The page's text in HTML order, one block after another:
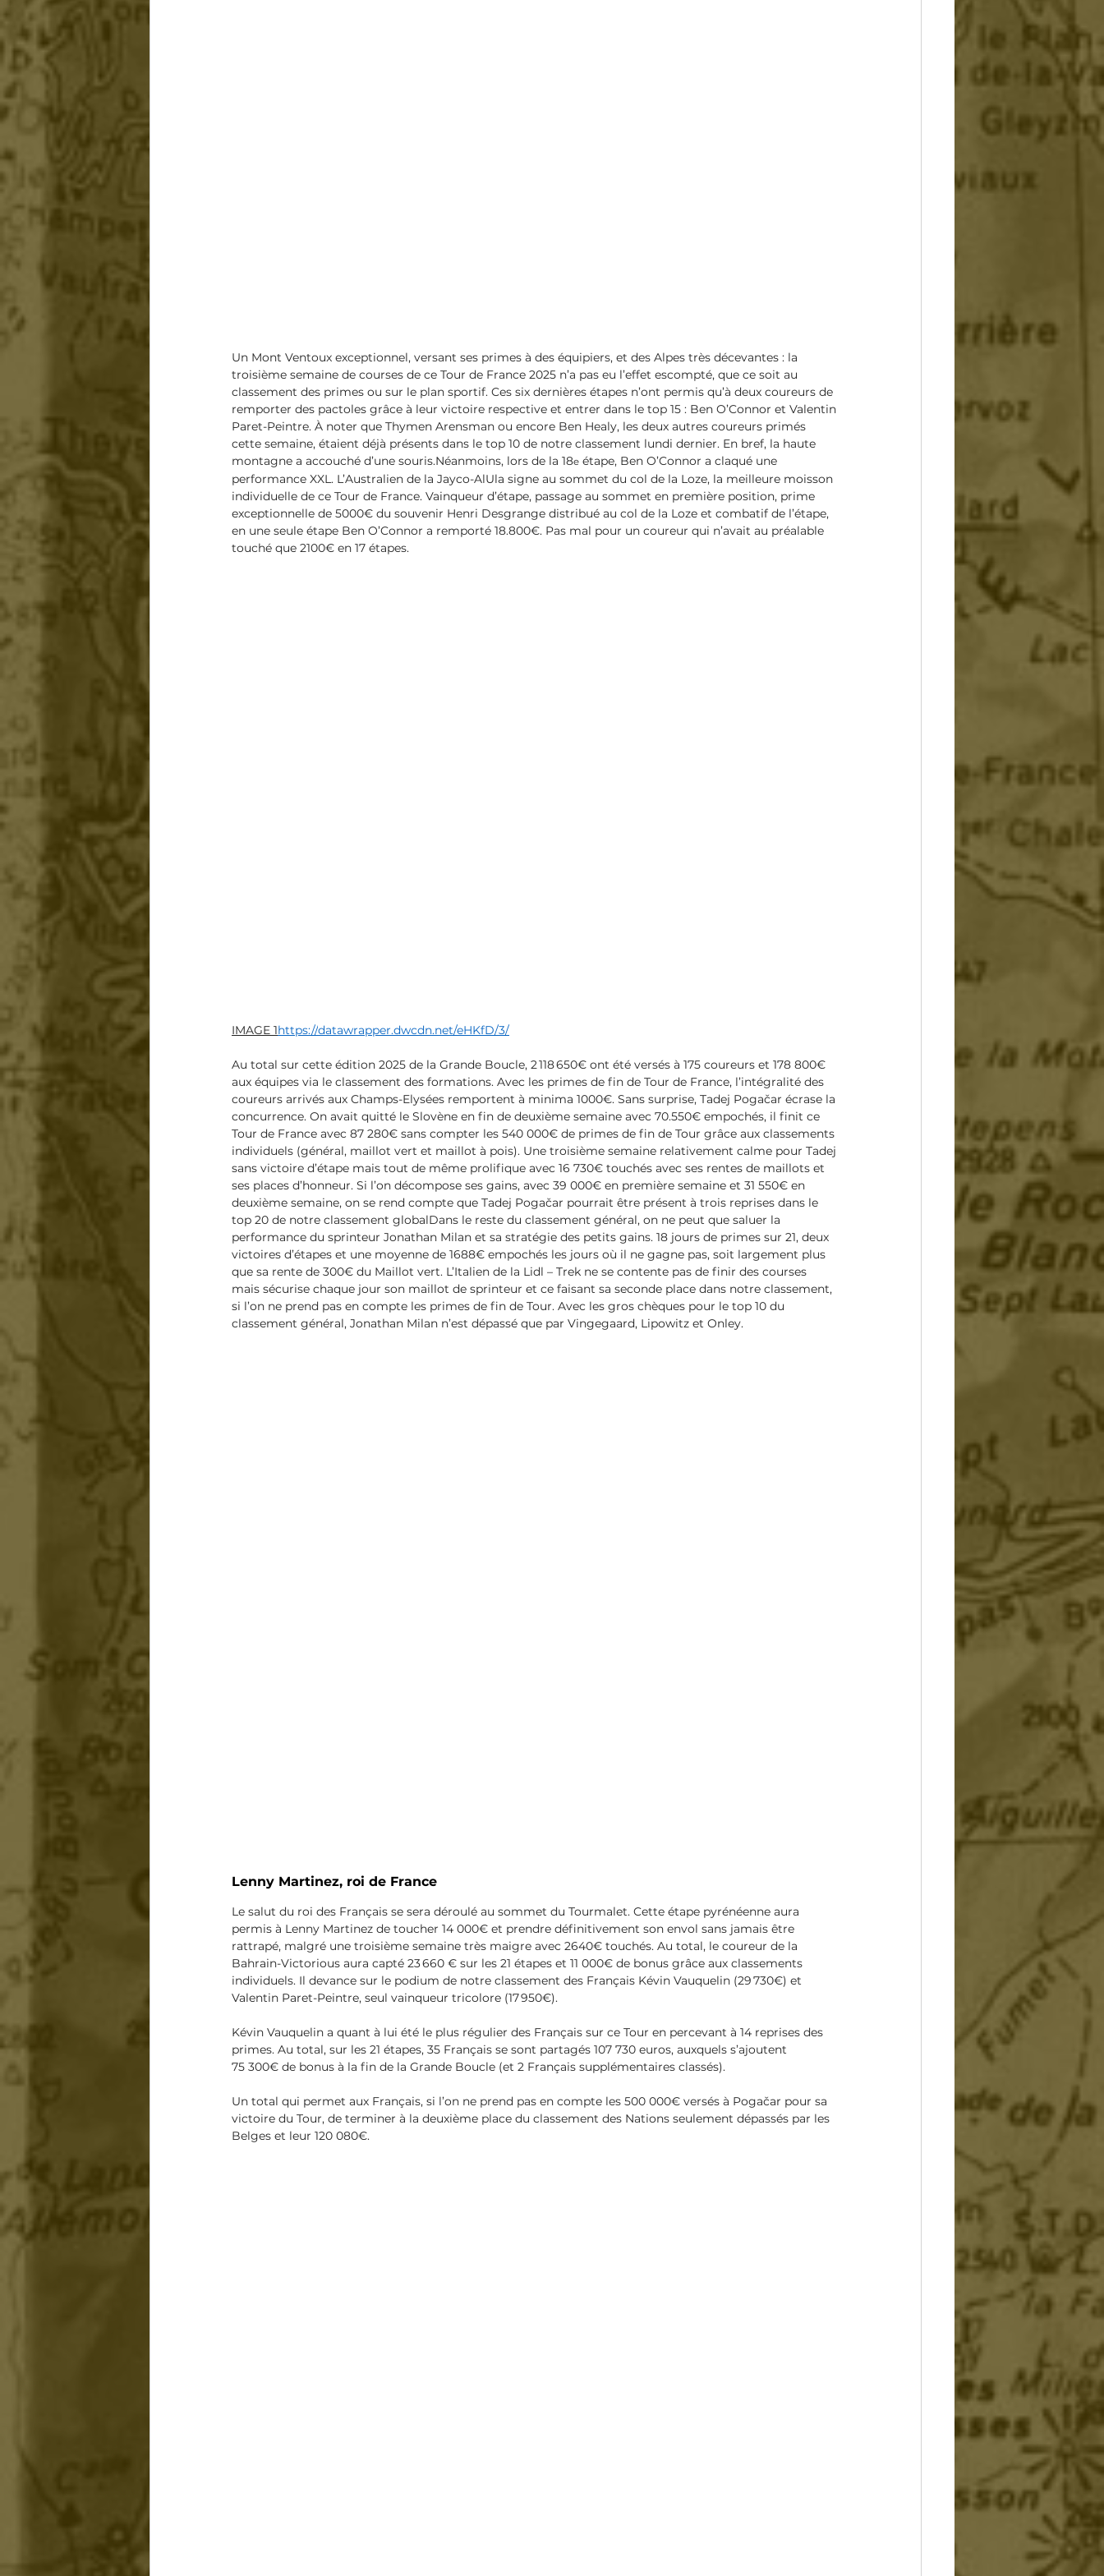
Un Mont Ventoux exceptionnel, versant ses primes à des équipiers, et des Alpes très décevantes : la
troisième semaine de courses de ce Tour de France 2025 n’a pas eu l’effet escompté, que ce soit au
classement des primes ou sur le plan sportif. Ces six dernières étapes n’ont permis qu’à deux coureurs de
remporter des pactoles grâce à leur victoire respective et entrer dans le top 15 : Ben O’Connor et Valentin
Paret-Peintre. À noter que Thymen Arensman ou encore Ben Healy, les deux autres coureurs primés
cette semaine, étaient déjà présents dans le top 10 de notre classement lundi dernier. En bref, la haute
montagne a accouché d’une souris.Néanmoins, lors de la 18e étape, Ben O’Connor a claqué une
performance XXL. L’Australien de la Jayco-AlUla signe au sommet du col de la Loze, la meilleure moisson
individuelle de ce Tour de France. Vainqueur d’étape, passage au sommet en première position, prime
exceptionnelle de 5000€ du souvenir Henri Desgrange distribué au col de la Loze et combatif de l’étape,
en une seule étape Ben O’Connor a remporté 18.800€. Pas mal pour un coureur qui n’avait au préalable
touché que 2100€ en 17 étapes.
IMAGE 1https://datawrapper.dwcdn.net/eHKfD/3/
Au total sur cette édition 2025 de la Grande Boucle, 2 118 650€ ont été versés à 175 coureurs et 178 800€
aux équipes via le classement des formations. Avec les primes de fin de Tour de France, l’intégralité des
coureurs arrivés aux Champs-Elysées remportent à minima 1000€. Sans surprise, Tadej Pogačar écrase la
concurrence. On avait quitté le Slovène en fin de deuxième semaine avec 70.550€ empochés, il finit ce
Tour de France avec 87 280€ sans compter les 540 000€ de primes de fin de Tour grâce aux classements
individuels (général, maillot vert et maillot à pois). Une troisième semaine relativement calme pour Tadej
sans victoire d’étape mais tout de même prolifique avec 16 730€ touchés avec ses rentes de maillots et
ses places d’honneur. Si l’on décompose ses gains, avec 39 000€ en première semaine et 31 550€ en
deuxième semaine, on se rend compte que Tadej Pogačar pourrait être présent à trois reprises dans le
top 20 de notre classement globalDans le reste du classement général, on ne peut que saluer la
performance du sprinteur Jonathan Milan et sa stratégie des petits gains. 18 jours de primes sur 21, deux
victoires d’étapes et une moyenne de 1688€ empochés les jours où il ne gagne pas, soit largement plus
que sa rente de 300€ du Maillot vert. L’Italien de la Lidl – Trek ne se contente pas de finir des courses
mais sécurise chaque jour son maillot de sprinteur et ce faisant sa seconde place dans notre classement,
si l’on ne prend pas en compte les primes de fin de Tour. Avec les gros chèques pour le top 10 du
classement général, Jonathan Milan n’est dépassé que par Vingegaard, Lipowitz et Onley.
Lenny Martinez, roi de France
Le salut du roi des Français se sera déroulé au sommet du Tourmalet. Cette étape pyrénéenne aura
permis à Lenny Martinez de toucher 14 000€ et prendre définitivement son envol sans jamais être
rattrapé, malgré une troisième semaine très maigre avec 2640€ touchés. Au total, le coureur de la
Bahrain-Victorious aura capté 23 660 € sur les 21 étapes et 11 000€ de bonus grâce aux classements
individuels. Il devance sur le podium de notre classement des Français Kévin Vauquelin (29 730€) et
Valentin Paret-Peintre, seul vainqueur tricolore (17 950€).
Kévin Vauquelin a quant à lui été le plus régulier des Français sur ce Tour en percevant à 14 reprises des
primes. Au total, sur les 21 étapes, 35 Français se sont partagés 107 730 euros, auxquels s’ajoutent
75 300€ de bonus à la fin de la Grande Boucle (et 2 Français supplémentaires classés).
Un total qui permet aux Français, si l’on ne prend pas en compte les 500 000€ versés à Pogačar pour sa
victoire du Tour, de terminer à la deuxième place du classement des Nations seulement dépassés par les
Belges et leur 120 080€.